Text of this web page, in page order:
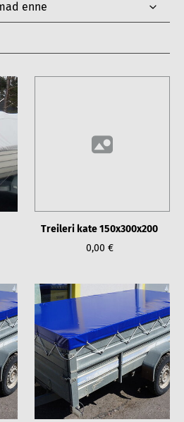
Treileri kate 150x300x200
0,00 €